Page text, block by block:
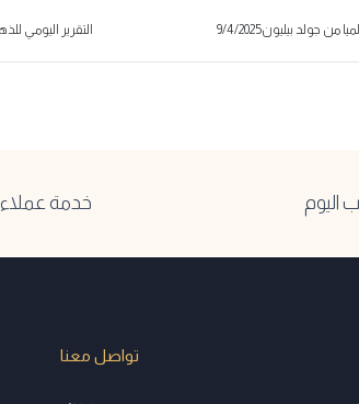
جولد بيليون9/4/2025 التقرير اليومي للذهب
اليوم خدمة عملاء
تواصل معنا